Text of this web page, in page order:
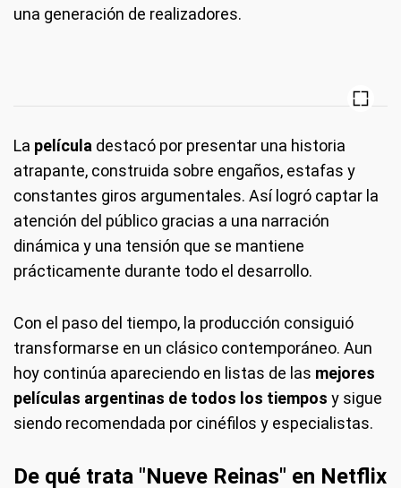
una generación de realizadores.
La película destacó por presentar una historia
atrapante, construida sobre engaños, estafas y
constantes giros argumentales. Así logró captar la
atención del público gracias a una narración
dinámica y una tensión que se mantiene
prácticamente durante todo el desarrollo.
Con el paso del tiempo, la producción consiguió
transformarse en un clásico contemporáneo. Aun
hoy continúa apareciendo en listas de las mejores
películas argentinas de todos los tiempos y sigue
siendo recomendada por cinéfilos y especialistas.
De qué trata "Nueve Reinas" en Netflix